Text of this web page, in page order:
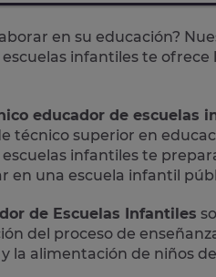
en su educación?
infantiles te ofrece
educador de escuelas
técnico superior en
infantiles te
en una escuela infantil
de Escuelas Infantiles
del proceso de
la alimentación de niños